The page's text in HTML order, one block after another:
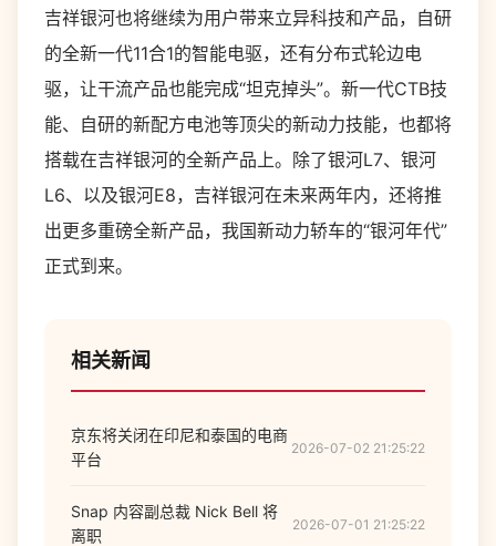
吉祥银河也将继续为用户带来立异科技和产品，自研
的全新一代11合1的智能电驱，还有分布式轮边电
驱，让干流产品也能完成“坦克掉头”。新一代CTB技
能、自研的新配方电池等顶尖的新动力技能，也都将
搭载在吉祥银河的全新产品上。除了银河L7、银河
L6、以及银河E8，吉祥银河在未来两年内，还将推
出更多重磅全新产品，我国新动力轿车的“银河年代”
正式到来。
相关新闻
京东将关闭在印尼和泰国的电商
平台
2026-07-02 21:25:22
Snap 内容副总裁 Nick Bell 将
离职
2026-07-01 21:25:22